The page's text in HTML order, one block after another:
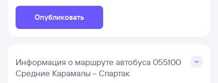
Опубликовать
Информация о маршруте автобуса 055100
Средние Карамалы – Спартак